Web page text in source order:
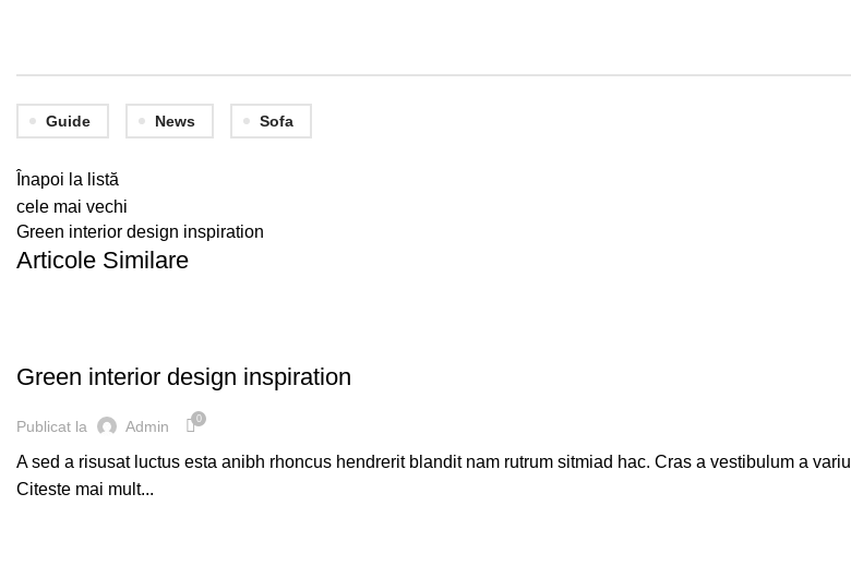
Guide News Sofa
Înapoi la listă
cele mai vechi
Green interior design inspiration
Articole Similare
Green interior design inspiration
Publicat la Admin 0
A sed a risusat luctus esta anibh rhoncus hendrerit blandit nam rutrum sitmiad hac. Cras a vestibulum a
Citeste mai mult...